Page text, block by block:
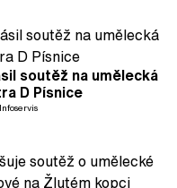
soutěž na umělecká
D Písnice
Infoservis